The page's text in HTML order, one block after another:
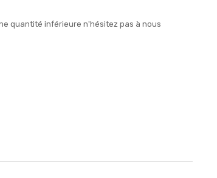
quantité inférieure n'hésitez pas à nous